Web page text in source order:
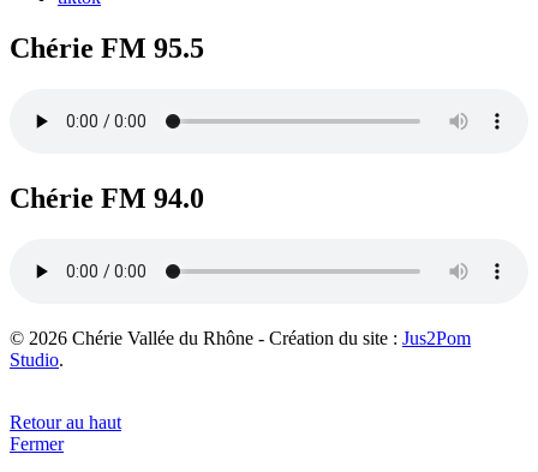
Chérie FM 95.5
Chérie FM 94.0
© 2026 Chérie Vallée du Rhône - Création du site : Jus2Pom
Studio.
Retour au haut
Fermer